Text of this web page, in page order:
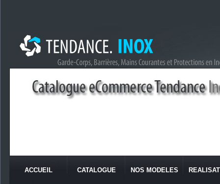
ACCUEIL CATALOGUE NOS MODELES